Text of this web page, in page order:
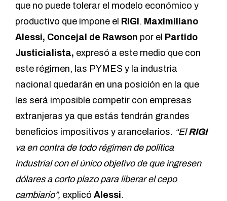
que no puede tolerar el modelo económico y
productivo que impone el RIGI . Maximiliano
Alessi, Concejal de Rawson por el Partido
Justicialista, expresó a este medio que con
este régimen, las PYMES y la industria
nacional quedarán en una posición en la que
les será imposible competir con empresas
extranjeras ya que estás tendrán grandes
beneficios impositivos y arancelarios. “ElRIGI
va en contra de todo régimen de política
industrial con el único objetivo de que ingresen
dólares a corto plazo para liberar el cepo
cambiario”, explicó Alessi.